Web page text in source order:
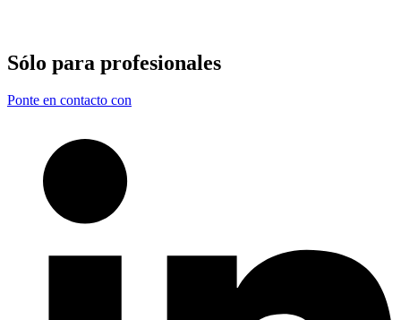
Sólo para profesionales
Ponte en contacto con